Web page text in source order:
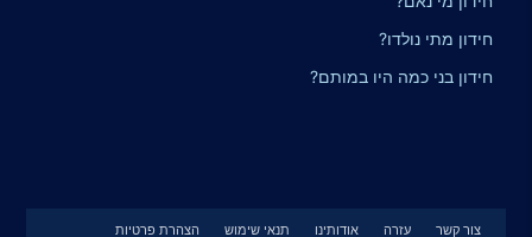
חידון מתי נולדו?
חידון בני כמה היו במותם?
צור קשר עזרה אודותינו תנאי שימוש הצהרת פרטיות